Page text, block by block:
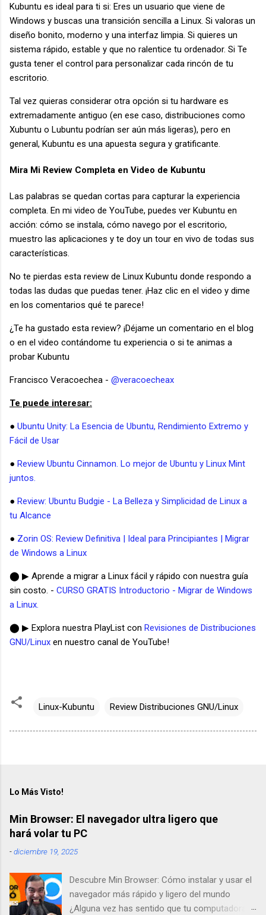
Kubuntu es ideal para ti si: Eres un usuario que viene de
Windows y buscas una transición sencilla a Linux. Si valoras un
diseño bonito, moderno y una interfaz limpia. Si quieres un
sistema rápido, estable y que no ralentice tu ordenador. Si Te
gusta tener el control para personalizar cada rincón de tu
escritorio.
Tal vez quieras considerar otra opción si tu hardware es
extremadamente antiguo (en ese caso, distribuciones como
Xubuntu o Lubuntu podrían ser aún más ligeras), pero en
general, Kubuntu es una apuesta segura y gratificante.
Mira Mi Review Completa en Video de Kubuntu
Las palabras se quedan cortas para capturar la experiencia
completa. En mi video de YouTube, puedes ver Kubuntu en
acción: cómo se instala, cómo navego por el escritorio,
muestro las aplicaciones y te doy un tour en vivo de todas sus
características.
No te pierdas esta review de Linux Kubuntu donde respondo a
todas las dudas que puedas tener. ¡Haz clic en el video y dime
en los comentarios qué te parece!
¿Te ha gustado esta review? ¡Déjame un comentario en el blog
o en el video contándome tu experiencia o si te animas a
probar Kubuntu
Francisco Veracoechea - @veracoecheax
Te puede interesar:
● Ubuntu Unity: La Esencia de Ubuntu, Rendimiento Extremo y
Fácil de Usar
● Review Ubuntu Cinnamon. Lo mejor de Ubuntu y Linux Mint
juntos.
● Review: Ubuntu Budgie - La Belleza y Simplicidad de Linux a
tu Alcance
● Zorin OS: Review Definitiva | Ideal para Principiantes | Migrar
de Windows a Linux
⬤ ▶ Aprende a migrar a Linux fácil y rápido con nuestra guía
sin costo. - CURSO GRATIS Introductorio - Migrar de Windows
a Linux.
⬤ ▶ Explora nuestra PlayList con Revisiones de Distribuciones
GNU/Linux en nuestro canal de YouTube!
Linux-Kubuntu Review Distribuciones GNU/Linux
Lo Más Visto!
Min Browser: El navegador ultra ligero que
hará volar tu PC
-diciembre 19, 2025
Descubre Min Browser: Cómo instalar y usar el
navegador más rápido y ligero del mundo
¿Alguna vez has sentido que tu computadora